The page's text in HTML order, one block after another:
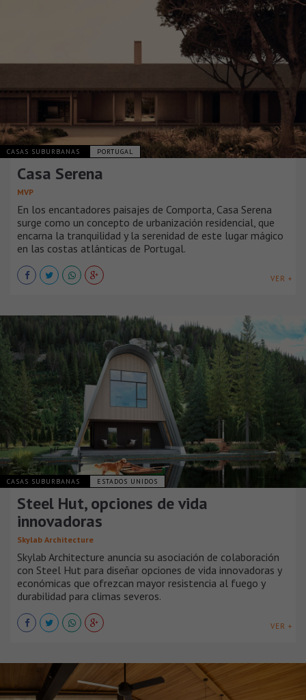
CASAS SUBURBANAS PORTUGAL
Casa Serena
MVP
En los encantadores paisajes de Comporta, Casa Serena
surge como un concepto de urbanización residencial, que
encarna la tranquilidad y la serenidad de este lugar mágico
en las costas atlánticas de Portugal.
VER +
CASAS SUBURBANAS ESTADOS UNIDOS
Steel Hut, opciones de vida
innovadoras
Skylab Architecture
Skylab Architecture anuncia su asociación de colaboración
con Steel Hut para diseñar opciones de vida innovadoras y
económicas que ofrezcan mayor resistencia al fuego y
durabilidad para climas severos.
VER +